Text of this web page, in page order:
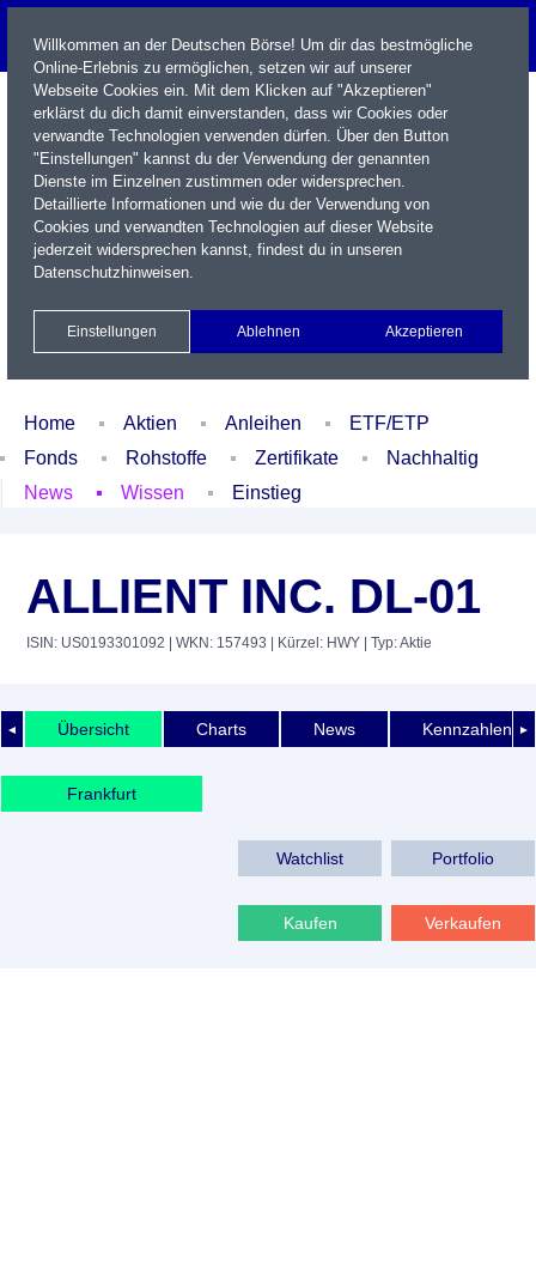
Name / WKN / ISIN / Kürzel
Xetra Realtime
Watchlist Portfolio Login
Home Aktien Anleihen
ETF/ETP
Fonds
Rohstoffe Zertifikate
Nachhaltig
News
Wissen Einstieg
ALLIENT INC. DL-01
ISIN: US0193301092 | WKN: 157493 | Kürzel: HWY | Typ: Aktie
◄ ►
Übersicht Charts News Kennzahlen
Frankfurt
Watchlist Portfolio
Kaufen Verkaufen
Willkommen an der Deutschen Börse! Um dir das bestmögliche
Online-Erlebnis zu ermöglichen, setzen wir auf unserer
Webseite Cookies ein. Mit dem Klicken auf "Akzeptieren"
erklärst du dich damit einverstanden, dass wir Cookies oder
verwandte Technologien verwenden dürfen. Über den Button
"Einstellungen" kannst du der Verwendung der genannten
Dienste im Einzelnen zustimmen oder widersprechen.
Detaillierte Informationen und wie du der Verwendung von
Cookies und verwandten Technologien auf dieser Website
jederzeit widersprechen kannst, findest du in unseren
Datenschutzhinweisen.
Einstellungen Ablehnen Akzeptieren